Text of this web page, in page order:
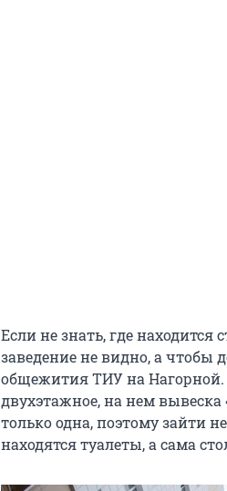
Если не знать, где находится
заведение не видно, а чтобы
общежития ТИУ на
двухэтажное, на нем вывеска
только одна, поэтому зайти
находятся туалеты, а сама